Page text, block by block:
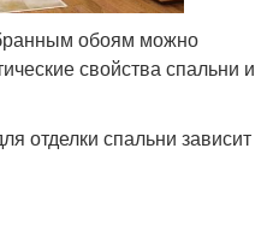
обоям можно
свойства спальни и
отделки спальни зависит